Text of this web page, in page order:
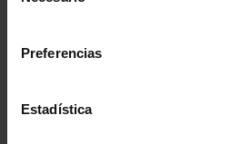
Preferencias
EstadísticaSARTÉN BRA A431224